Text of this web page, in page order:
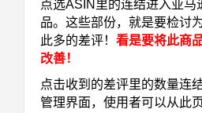
点选ASIN里的连结进入亚马
品。这些部份，就是要检讨
此多的差评！ 看是要将此商
改善！
点击收到的差评里的数量连
管理界面，使用者可以从此